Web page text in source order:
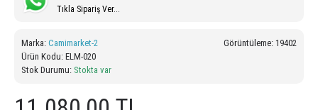
Tıkla Sipariş Ver...
Görüntüleme: 19402
Marka: Camimarket-2
Ürün Kodu: ELM-020
Stok Durumu: Stokta var